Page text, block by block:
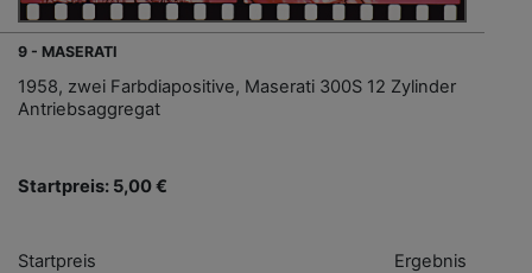
9 - MASERATI
1958, zwei Farbdiapositive, Maserati 300S 12 Zylinder
Antriebsaggregat
Startpreis: 5,00 €
Startpreis Ergebnis